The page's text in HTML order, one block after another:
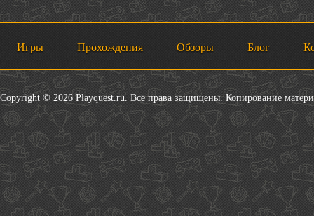
Игры Прохождения Обзоры Блог
Copyright © 2026 Playquest.ru. Все права защищены. Копирование